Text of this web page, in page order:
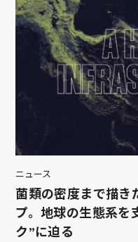
ニュース
菌類の密度まで描き
プ。地球の生態系を
ク”に迫る